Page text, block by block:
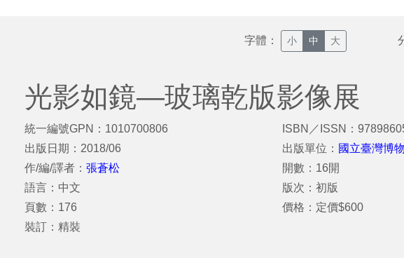
字體： 小 中 大
光影如鏡—玻璃乾版影像展
統一編號GPN：1010700806
出版日期：2018/06
作/編/譯者： 張蒼松
語言：中文
頁數：176
裝訂：精裝
ISBN／ISSN：
出版單位： 國立臺灣博
開數：16開
版次：初版
價格：定價$600